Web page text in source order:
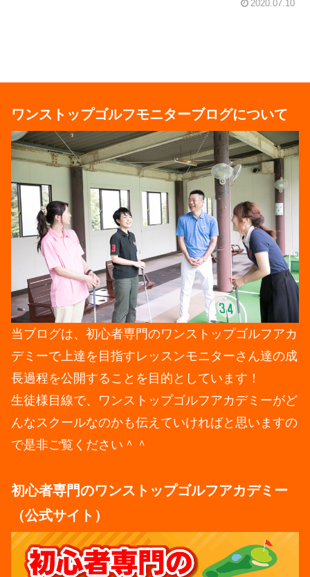
2020.07.10
ワンストップゴルフモニターブログについて
当ブログは、初心者専門のワンストップゴルフアカ
デミーで上達を目指すレッスンモニターさん達の成
長過程を公開することを目的としています！
生徒様目線で、ワンストップゴルフアカデミーがど
んなスクールなのかも伝えていければと思いますの
で是非ご覧ください＾＾
初心者専門のワンストップゴルフアカデミー
（公式サイト）